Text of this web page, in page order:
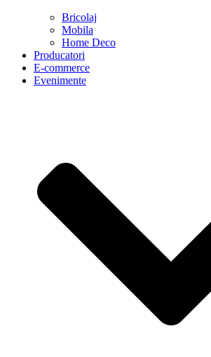
Bricolaj
Mobila
Home Deco
Producatori
E-commerce
Evenimente